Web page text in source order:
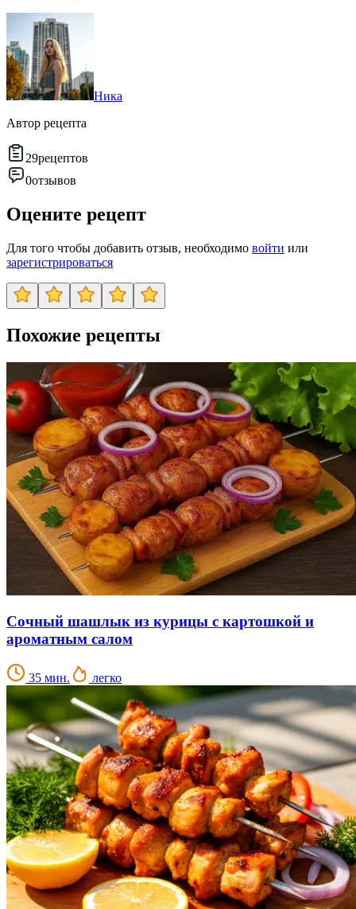
Ника
Автор рецепта
29рецептов
0отзывов
Оцените рецепт
Для того чтобы добавить отзыв, необходимо войти или
зарегистрироваться
Похожие рецепты
Сочный шашлык из курицы с картошкой и
ароматным салом
35 мин. легко